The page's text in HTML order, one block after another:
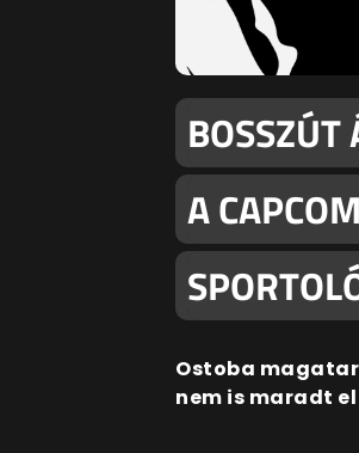
BOSSZÚT
A
Ostoba
nem is maradt